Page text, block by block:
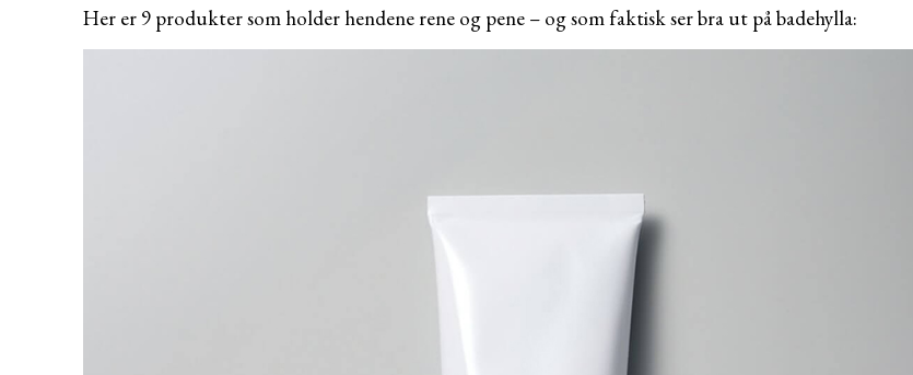
Her er 9 produkter som holder hendene rene og pene – og som faktisk ser bra ut på badehylla: